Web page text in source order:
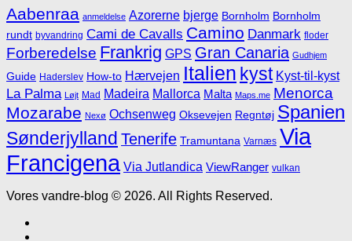
Aabenraa anmeldelse Azorerne bjerge Bornholm Bornholm
rundt byvandring Cami de Cavalls Camino Danmark floder
Forberedelse Frankrig GPS Gran Canaria Gudhjem
Guide Haderslev How-to Hærvejen Italien kyst Kyst-til-kyst
La Palma Løjt Mad Madeira Mallorca Malta Maps.me Menorca
Mozarabe Nexø Ochsenweg Oksevejen Regntøj Spanien
Sønderjylland Tenerife Tramuntana Varnæs Via
Francigena Via Jutlandica ViewRanger vulkan
Vores vandre-blog © 2026. All Rights Reserved.